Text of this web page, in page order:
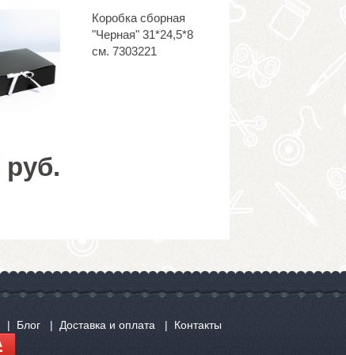
Коробка сборная
"Черная" 31*24,5*8
см. 7303221
руб.
Блог Доставка и оплата Контакты